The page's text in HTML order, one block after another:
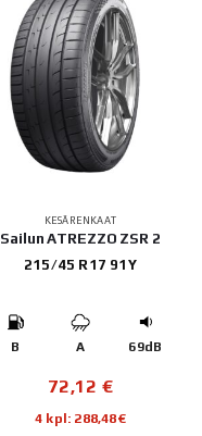
KESÄRENKAAT
Sailun ATREZZO ZSR 2
215/45 R17 91Y
B A 69dB
72,12 €
4 kpl: 288,48€